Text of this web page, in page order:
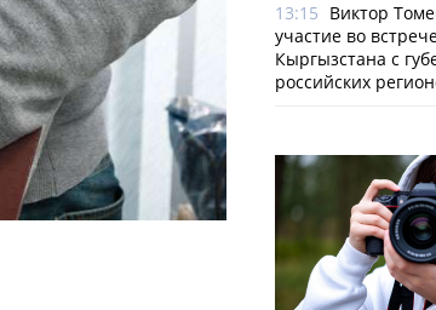
13:15 Виктор
участие во
Кыргызстана с
российских